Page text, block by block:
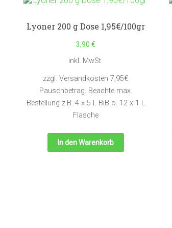
Lyoner 200 g Dose 1,95€/100gr
3,90 €
inkl. MwSt.
zzgl. Versandkosten 7,95€
Pauschbetrag. Beachte max.
Bestellung z.B. 4 x 5 L BiB o. 12 x 1 L
Flasche
In den Warenkorb